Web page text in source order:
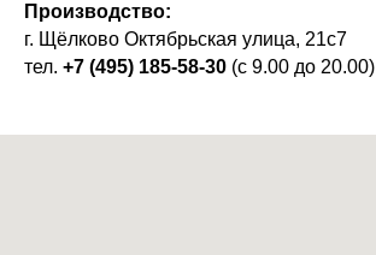
Производство:
г. Щёлково Октябрьская улица, 21с7
тел. +7 (495) 185-58-30 (с 9.00 до 20.00)